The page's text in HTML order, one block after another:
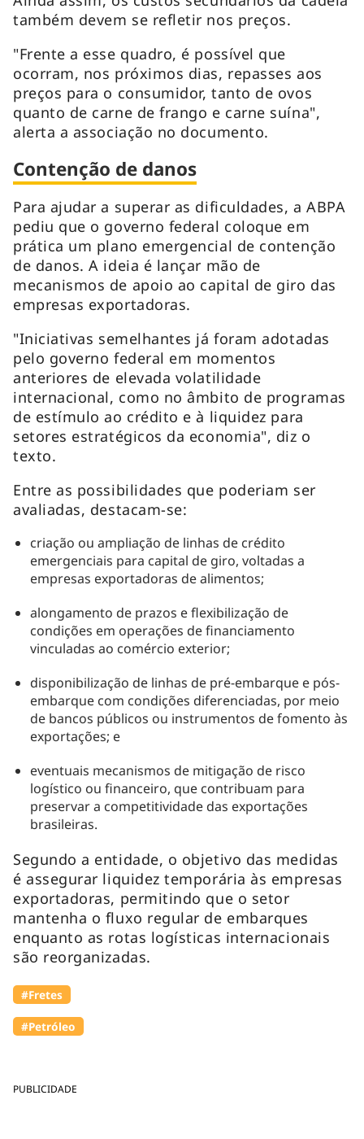
PUBLICIDADE
também devem se refletir nos preços.
"Frente a esse quadro, é possível que
ocorram, nos próximos dias, repasses aos
preços para o consumidor, tanto de ovos
quanto de carne de frango e carne suína",
alerta a associação no documento.
Contenção de danos
Para ajudar a superar as dificuldades, a ABPA
pediu que o governo federal coloque em
prática um plano emergencial de contenção
de danos. A ideia é lançar mão de
mecanismos de apoio ao capital de giro das
empresas exportadoras.
"Iniciativas semelhantes já foram adotadas
pelo governo federal em momentos
anteriores de elevada volatilidade
internacional, como no âmbito de programas
de estímulo ao crédito e à liquidez para
setores estratégicos da economia", diz o
texto.
Entre as possibilidades que poderiam ser
avaliadas, destacam-se:
criação ou ampliação de linhas de crédito
emergenciais para capital de giro, voltadas a
empresas exportadoras de alimentos;
alongamento de prazos e flexibilização de
condições em operações de financiamento
vinculadas ao comércio exterior;
disponibilização de linhas de pré-embarque e pós-
embarque com condições diferenciadas, por meio
de bancos públicos ou instrumentos de fomento às
exportações; e
eventuais mecanismos de mitigação de risco
logístico ou financeiro, que contribuam para
preservar a competitividade das exportações
brasileiras.
Segundo a entidade, o objetivo das medidas
é assegurar liquidez temporária às empresas
exportadoras, permitindo que o setor
mantenha o fluxo regular de embarques
enquanto as rotas logísticas internacionais
são reorganizadas.
#Fretes
#Petróleo